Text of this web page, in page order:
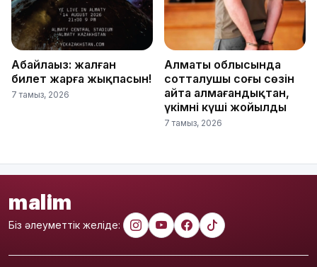
Абайлаңыз: жалған
билет жарға жықпасын!
7 тамыз, 2026
Алматы облысында
сотталушы соңғы сөзін
айта алмағандықтан,
үкімнің күші жойылды
7 тамыз, 2026
malim
Біз әлеуметтік желіде: